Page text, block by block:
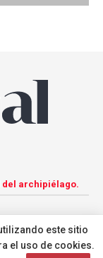
del archipiélago.
este sitio
el uso de cookies.